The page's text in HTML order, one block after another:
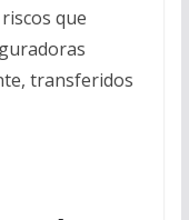
que
transferidos